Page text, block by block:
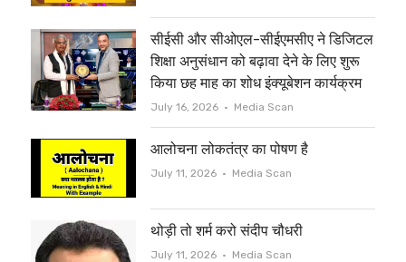
r
o
k
सीईसी और सीओएल-सीईएमसीए ने डिजिटल
शिक्षा अनुसंधान को बढ़ावा देने के लिए शुरू
किया छह माह का शोध इंक्यूबेशन कार्यक्रम
July 16, 2026 Author
Media Scan
आलोचना लोकतंत्र का पोषण है
July 11, 2026 Author
Media Scan
थोड़ी तो शर्म करो संदीप चौधरी
July 11, 2026 Author
Media Scan